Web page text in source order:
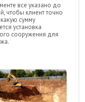
все указано до
чтобы клиент точно
сумму
установка
сооружения для